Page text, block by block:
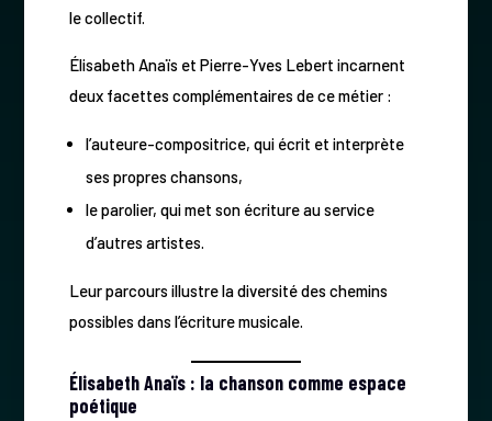
le collectif.
Élisabeth Anaïs et Pierre-Yves Lebert incarnent
deux facettes complémentaires de ce métier :
l’auteure-compositrice, qui écrit et interprète
ses propres chansons,
le parolier, qui met son écriture au service
d’autres artistes.
Leur parcours illustre la diversité des chemins
possibles dans l’écriture musicale.
Élisabeth Anaïs : la chanson comme espace
poétique